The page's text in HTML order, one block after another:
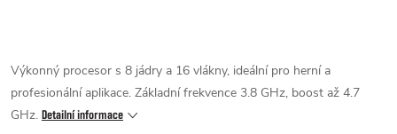
Výkonný procesor s 8 jádry a 16 vlákny, ideální pro herní a
profesionální aplikace. Základní frekvence 3.8 GHz, boost až 4.7
GHz. Detailní informace